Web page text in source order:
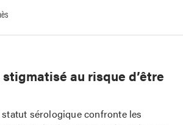
au risque d’être
sérologique confronte les